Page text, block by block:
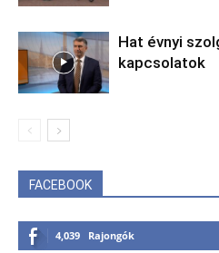
Hat évnyi
kapcsolatok
FACEBOOK
4,039 Rajongók